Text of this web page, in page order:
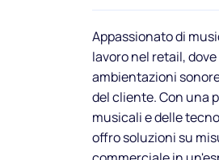
Appassionato di
lavoro nel retail,
ambientazioni
del cliente. Con una
musicali e delle
offro soluzioni su